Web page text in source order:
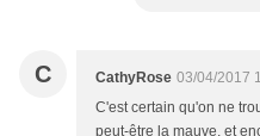
C CathyRose 03/04/2017
C'est certain qu'on ne
peut-être la mauve, et